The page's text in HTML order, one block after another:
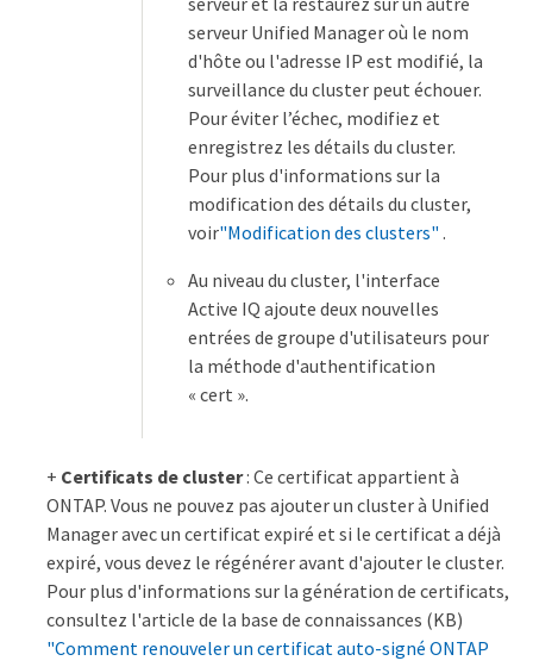
serveur Unified Manager où le nom
d'hôte ou l'adresse IP est modifié, la
surveillance du cluster peut échouer.
Pour éviter l’échec, modifiez et
enregistrez les détails du cluster.
Pour plus d'informations sur la
modification des détails du cluster,
voir"Modification des clusters" .
Au niveau du cluster, l'interface
Active IQ ajoute deux nouvelles
entrées de groupe d'utilisateurs pour
la méthode d'authentification
« cert ».
+ Certificats de cluster: Ce certificat appartient à
ONTAP. Vous ne pouvez pas ajouter un cluster à Unified
Manager avec un certificat expiré et si le certificat a déjà
expiré, vous devez le régénérer avant d'ajouter le cluster.
Pour plus d'informations sur la génération de certificats,
consultez l'article de la base de connaissances (KB)
"Comment renouveler un certificat auto-signé ONTAP